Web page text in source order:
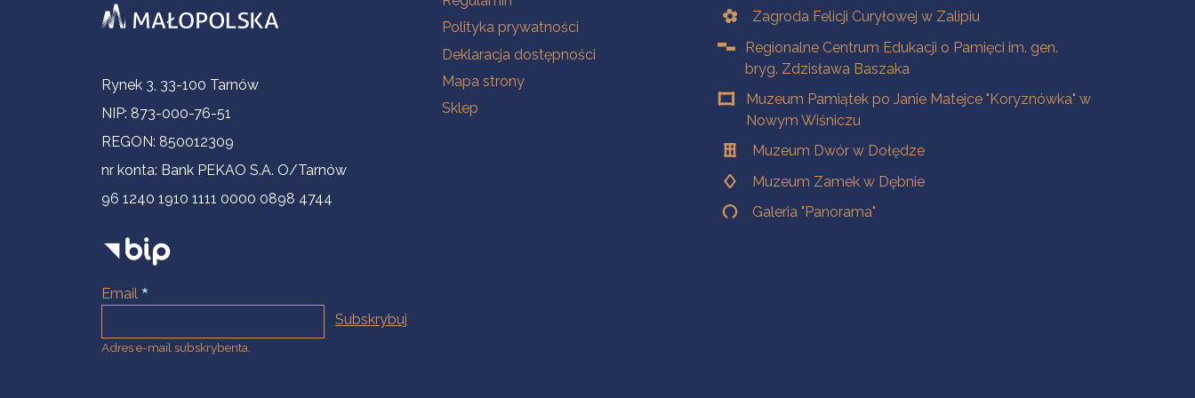
Informacje kontaktowe
Rynek 3, 33-100 Tarnów
NIP: 873-000-76-51
REGON: 850012309
nr konta: Bank PEKAO S.A. O/Tarnów
96 1240 1910 1111 0000 0898 4744
Email
Adres e-mail subskrybenta.
Polityka prywatności
Deklaracja dostępności
Mapa strony
Sklep
Zagroda Felicji Curyłowej w Zalipiu
Regionalne Centrum Edukacji o Pamięci im. gen.
bryg. Zdzisława Baszaka
Muzeum Pamiątek po Janie Matejce "Koryznówka" w
Nowym Wiśniczu
Muzeum Dwór w Dołędze
Muzeum Zamek w Dębnie
Galeria "Panorama"